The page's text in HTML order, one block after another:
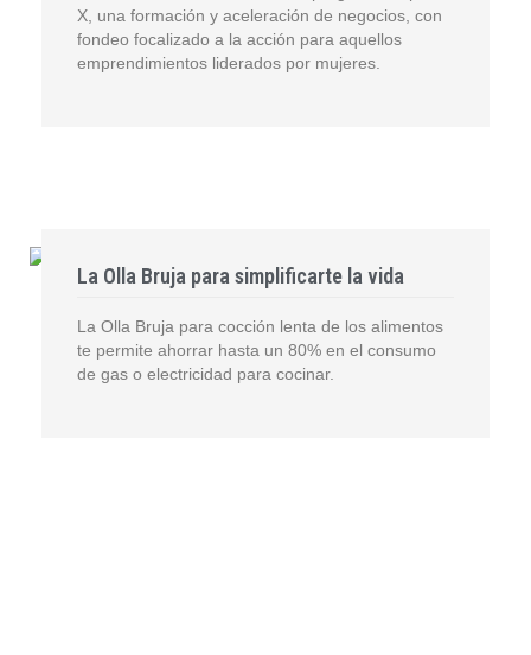
X, una formación y aceleración de negocios, con
fondeo focalizado a la acción para aquellos
emprendimientos liderados por mujeres.
La Olla Bruja para simplificarte la vida
La Olla Bruja para cocción lenta de los alimentos
te permite ahorrar hasta un 80% en el consumo
de gas o electricidad para cocinar.